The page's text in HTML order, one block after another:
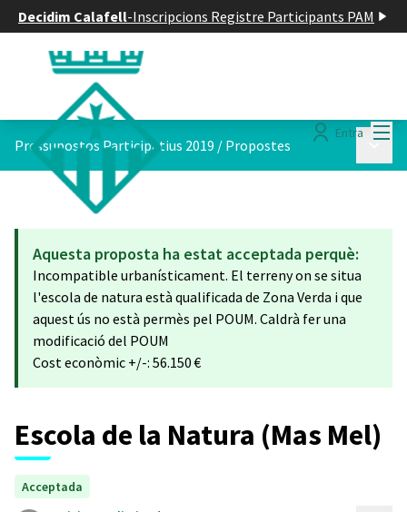
Decidim Calafell-Inscripcions Registre Participants PAM
Entra
Pressupostos Participatius 2019 / Propostes
Aquesta proposta ha estat acceptada perquè:
Incompatible urbanísticament. El terreny on se situa
l'escola de natura està qualificada de Zona Verda i que
aquest ús no està permès pel POUM. Caldrà fer una
modificació del POUM
Cost econòmic +/-: 56.150 €
Escola de la Natura (Mas Mel)
Acceptada